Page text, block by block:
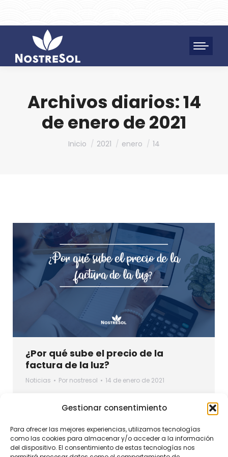
Gestionar consentimiento
Para ofrecer las mejores experiencias, utilizamos tecnologías
como las cookies para almacenar y/o acceder a la información
del dispositivo. El consentimiento de estas tecnologías nos
Archivos diarios:14
de enero de 2021
Estás aquí:
Inicio 2021 enero 14
¿Por qué sube el precio de la
factura de la luz?
Noticias Por nostresol 14 de enero de 2021
peor momento posible. En un contexto en
el que España está afectada por una ola de
frío con temperaturas de récord, el pasado
viernes subió el precio a 94,00 euros por